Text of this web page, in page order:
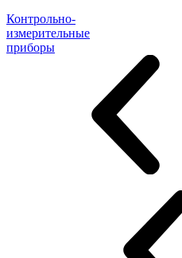
Контрольно-
измерительные
приборы